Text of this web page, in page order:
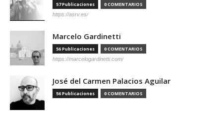
57 Publicaciones 0 COMENTARIOS
https://asrv.es/
Marcelo Gardinetti
56 Publicaciones 0 COMENTARIOS
https://marcelogardinetti.com/
José del Carmen Palacios Aguilar
56 Publicaciones 0 COMENTARIOS